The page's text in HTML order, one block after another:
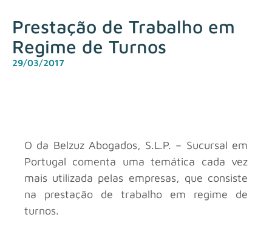
Prestação de Trabalho em
Regime de Turnos
29/03/2017
O da Belzuz Abogados, S.L.P. – Sucursal em
Portugal comenta uma temática cada vez
mais utilizada pelas empresas, que consiste
na prestação de trabalho em regime de
turnos.